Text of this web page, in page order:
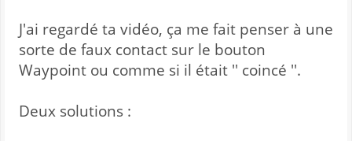
J'ai regardé ta vidéo, ça me fait penser à une
sorte de faux contact sur le bouton
Waypoint ou comme si il était '' coincé ''.
Deux solutions :